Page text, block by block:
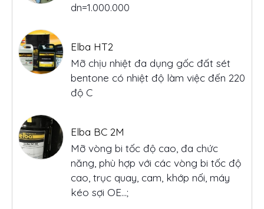
Mỡ tốc độ cao, hệ số tốc độ
Elba HT2
Mỡ chịu nhiệt đa dụng gốc đất sét
bentone có nhiệt độ làm việc đến 220
Elba BC 2M
Mỡ vòng bi tốc độ cao, đa chức
năng, phù hợp với các vòng bi tốc độ
cao, trục quay, cam, khớp nối, máy